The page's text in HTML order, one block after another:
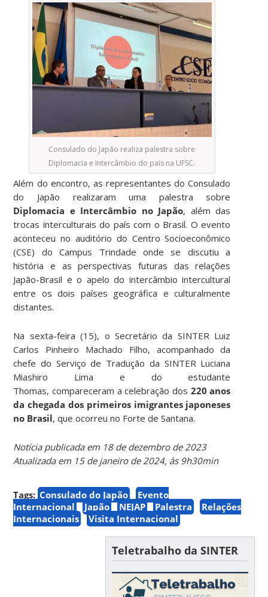
Consulado do Japão realiza palestra sobre
Diplomacia e Intercâmbio do país na UFSC.
Além do encontro, as representantes do Consulado
do Japão realizaram uma palestra sobre
Diplomacia e Intercâmbio no Japão, além das
trocas interculturais do país com o Brasil. O evento
aconteceu no auditório do Centro Socioeconômico
(CSE) do Campus Trindade onde se discutiu a
história e as perspectivas futuras das relações
Japão-Brasil e o apelo do intercâmbio intercultural
entre os dois países geográfica e culturalmente
distantes.
Na sexta-feira (15), o Secretário da SINTER Luiz
Carlos Pinheiro Machado Filho, acompanhado da
chefe do Serviço de Tradução da SINTER Luciana
Miashiro Lima e do estudante
Thomas, compareceram a celebração dos 220 anos
da chegada dos primeiros imigrantes japoneses
no Brasil, que ocorreu no Forte de Santana.
Notícia publicada em 18 de dezembro de 2023
Atualizada em 15 de janeiro de 2024, às 9h30min
Tags: Consulado do Japão
Evento
Internacional
Japão NEJAP Palestra
Relações
Internacionais
Visita Internacional
Teletrabalho da SINTER